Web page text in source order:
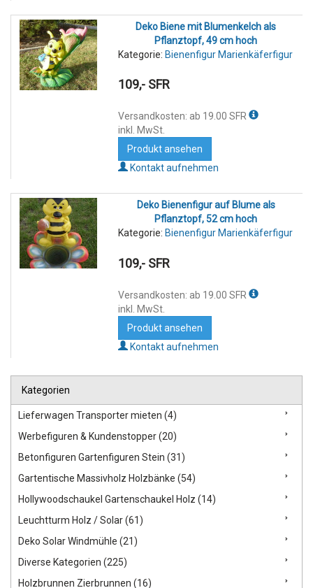
Deko Biene mit Blumenkelch als
Pflanztopf, 49 cm hoch
Kategorie: Bienenfigur Marienkäferfigur
109,- SFR
Versandkosten: ab 19.00 SFR
inkl. MwSt.
Produkt ansehen
Kontakt aufnehmen
Deko Bienenfigur auf Blume als
Pflanztopf, 52 cm hoch
Kategorie: Bienenfigur Marienkäferfigur
109,- SFR
Versandkosten: ab 19.00 SFR
inkl. MwSt.
Produkt ansehen
Kontakt aufnehmen
Kategorien
Lieferwagen Transporter mieten (4)
Werbefiguren & Kundenstopper (20)
Betonfiguren Gartenfiguren Stein (31)
Gartentische Massivholz Holzbänke (54)
Hollywoodschaukel Gartenschaukel Holz (14)
Leuchtturm Holz / Solar (61)
Deko Solar Windmühle (21)
Diverse Kategorien (225)
Holzbrunnen Zierbrunnen (16)